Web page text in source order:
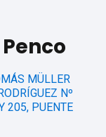
MÜLLER
Nº
205, PUENTE